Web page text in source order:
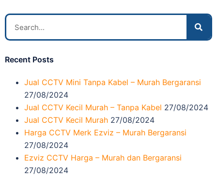
Recent Posts
Jual CCTV Mini Tanpa Kabel – Murah Bergaransi
27/08/2024
Jual CCTV Kecil Murah – Tanpa Kabel 27/08/2024
Jual CCTV Kecil Murah 27/08/2024
Harga CCTV Merk Ezviz – Murah Bergaransi
27/08/2024
Ezviz CCTV Harga – Murah dan Bergaransi
27/08/2024